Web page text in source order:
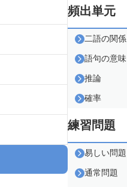
頻出単元
二語の関係
語句の意味
推論
確率
練習問題
易しい問題
通常問題